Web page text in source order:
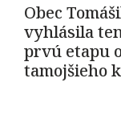
Obec
vyhlásila
prvú etapu
tamojšieho